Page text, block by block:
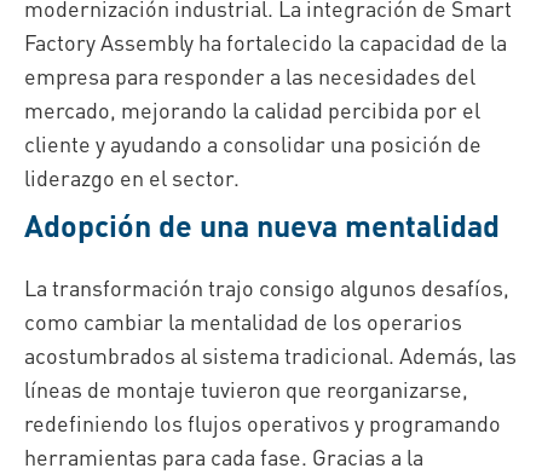
modernización industrial. La integración de Smart
Factory Assembly ha fortalecido la capacidad de la
empresa para responder a las necesidades del
mercado, mejorando la calidad percibida por el
cliente y ayudando a consolidar una posición de
liderazgo en el sector.
Adopción de una nueva mentalidad
La transformación trajo consigo algunos desafíos,
como cambiar la mentalidad de los operarios
acostumbrados al sistema tradicional. Además, las
líneas de montaje tuvieron que reorganizarse,
redefiniendo los flujos operativos y programando
herramientas para cada fase. Gracias a la